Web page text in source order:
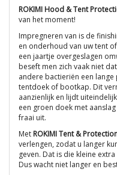
ROKIMI Hood & Tent
van het moment!
Impregneren van is de
en onderhoud van uw tent
een jaartje overgeslagen
beseft men zich vaak niet
andere bactieriën een
tentdoek of bootkap. Dit
aanzienlijk en lijdt
een groen doek met
fraai uit.
Met ROKIMI Tent &
verlengen, zodat u langer
geven. Dat is die kleine
Dus wacht niet langer en